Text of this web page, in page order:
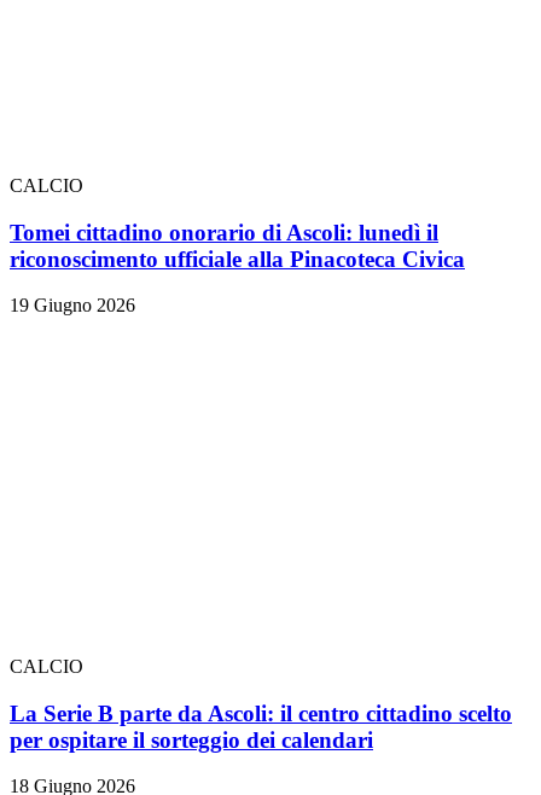
CALCIO
Tomei cittadino onorario di Ascoli: lunedì il
riconoscimento ufficiale alla Pinacoteca Civica
19 Giugno 2026
CALCIO
La Serie B parte da Ascoli: il centro cittadino scelto
per ospitare il sorteggio dei calendari
18 Giugno 2026